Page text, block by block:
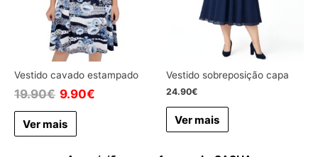
Vestido cavado estampado
19.90€ 9.90€
Ver mais
Vestido sobreposição capa
24.90€
Ver mais